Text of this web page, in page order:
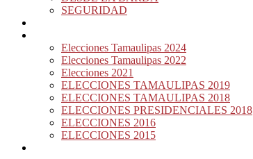
SEGURIDAD
Elecciones Tamaulipas 2024
Elecciones Tamaulipas 2022
Elecciones 2021
ELECCIONES TAMAULIPAS 2019
ELECCIONES TAMAULIPAS 2018
ELECCIONES PRESIDENCIALES 2018
ELECCIONES 2016
ELECCIONES 2015